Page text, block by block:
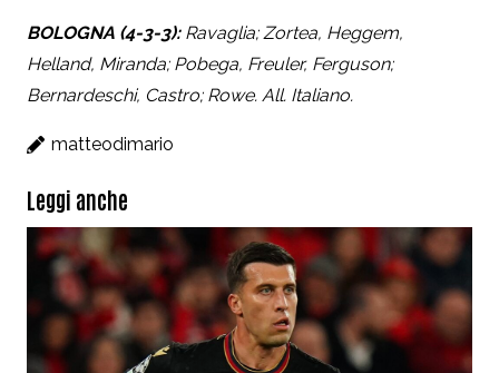
BOLOGNA (4-3-3):Ravaglia; Zortea, Heggem,
Helland, Miranda; Pobega, Freuler, Ferguson;
Bernardeschi, Castro; Rowe. All. Italiano.
matteodimario
Leggi anche